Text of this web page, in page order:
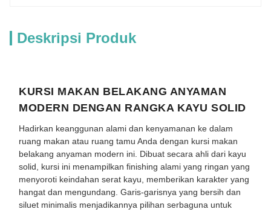
Deskripsi Produk
KURSI MAKAN BELAKANG ANYAMAN
MODERN DENGAN RANGKA KAYU SOLID
Hadirkan keanggunan alami dan kenyamanan ke dalam
ruang makan atau ruang tamu Anda dengan kursi makan
belakang anyaman modern ini. Dibuat secara ahli dari kayu
solid, kursi ini menampilkan finishing alami yang ringan yang
menyoroti keindahan serat kayu, memberikan karakter yang
hangat dan mengundang. Garis-garisnya yang bersih dan
siluet minimalis menjadikannya pilihan serbaguna untuk